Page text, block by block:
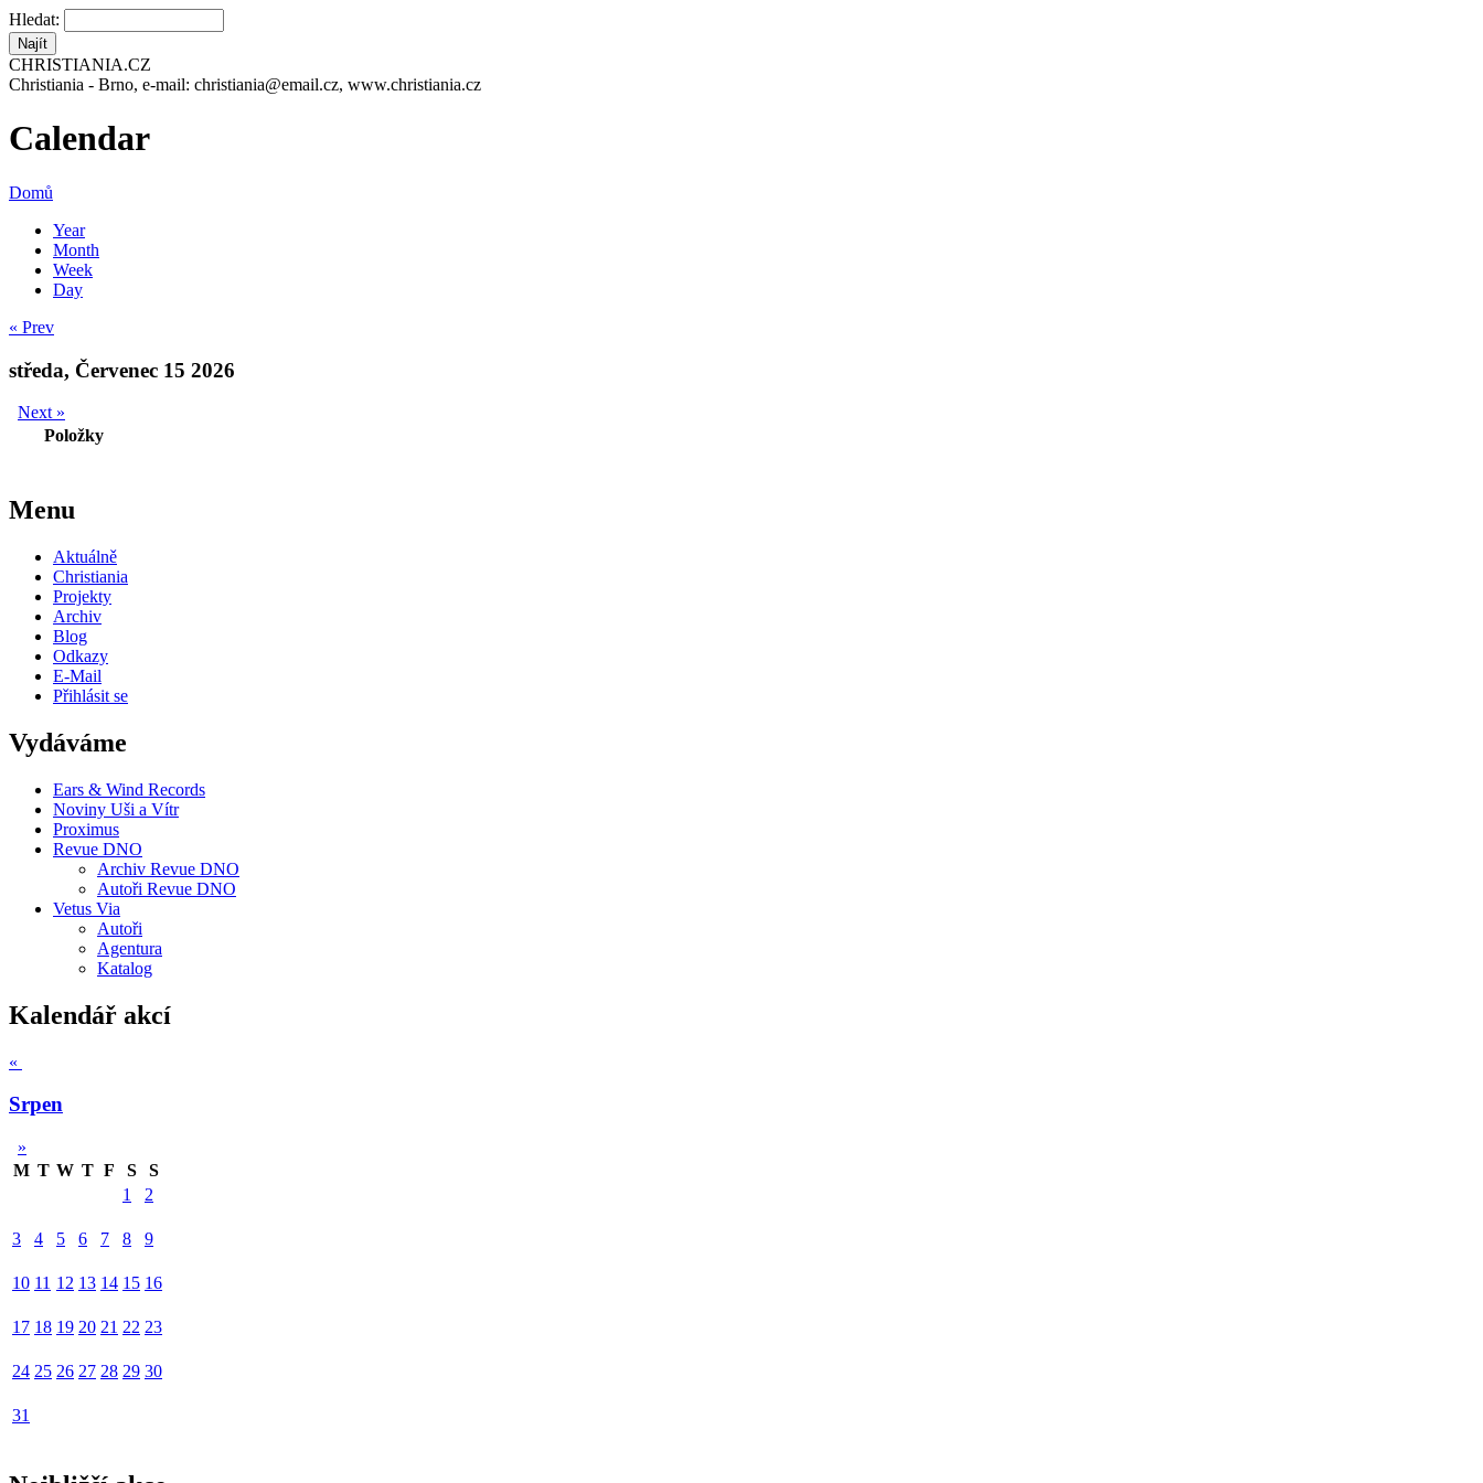
Hledat:
CHRISTIANIA.CZ
Christiania - Brno, e-mail: christiania@email.cz, www.christiania.cz
Calendar
Domů
Year
Month
Week
Day
« Prev
středa, Červenec 15 2026
Next »
Položky
Menu
Aktuálně
Christiania
Projekty
Archiv
Blog
Odkazy
E-Mail
Přihlásit se
Vydáváme
Ears & Wind Records
Noviny Uši a Vítr
Proximus
Revue DNO
Archiv Revue DNO
Autoři Revue DNO
Vetus Via
Autoři
Agentura
Katalog
Kalendář akcí
«
Srpen
»
M T W T F S
S
1
2
3 4 5 6 7 8 9
10 11 12 13 14 15 16
17 18 19 20 21 22 23
24 25 26 27 28 29 30
31